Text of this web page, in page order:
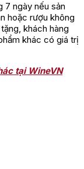
7 ngày nếu sản
hoặc rượu không
khách hàng
khác có giá trị
tại WineVN